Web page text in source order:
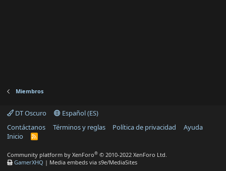
Miembros
DT Oscuro
Español (ES)
Contáctanos
Términos y reglas Política de privacidad
Ayuda
Inicio
R
Community platform by XenForo® © 2010-2022 XenForo Ltd.
GamerXHQ | Media embeds via s9e/MediaSites